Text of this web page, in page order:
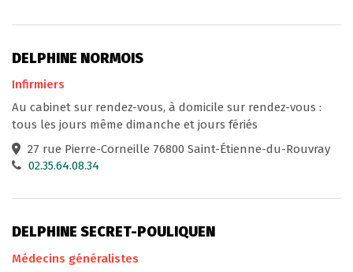
DELPHINE NORMOIS
Infirmiers
Au cabinet sur rendez-vous, à domicile sur rendez-vous :
tous les jours même dimanche et jours fériés
27 rue Pierre-Corneille 76800 Saint-Étienne-du-Rouvray
02.35.64.08.34
DELPHINE SECRET-POULIQUEN
Médecins généralistes